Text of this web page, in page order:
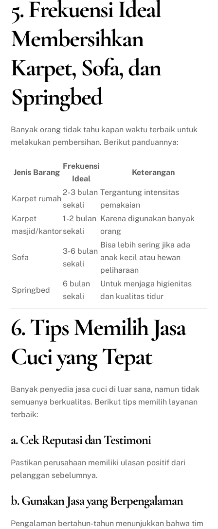
5. Frekuensi Ideal
Membersihkan
Karpet, Sofa, dan
Springbed
Banyak orang tidak tahu kapan waktu terbaik untuk
melakukan pembersihan. Berikut panduannya:
Jenis Barang
Frekuensi
Ideal
Keterangan
Karpet rumah
2-3 bulan
sekali
Tergantung intensitas
pemakaian
Karpet
masjid/kantor
1-2 bulan
sekali
Karena digunakan banyak
orang
Sofa
3-6 bulan
sekali
Bisa lebih sering jika ada
anak kecil atau hewan
peliharaan
Springbed
6 bulan
sekali
Untuk menjaga higienitas
dan kualitas tidur
6. Tips Memilih Jasa
Cuci yang Tepat
Banyak penyedia jasa cuci di luar sana, namun tidak
semuanya berkualitas. Berikut tips memilih layanan
terbaik:
a. Cek Reputasi dan Testimoni
Pastikan perusahaan memiliki ulasan positif dari
pelanggan sebelumnya.
b. Gunakan Jasa yang Berpengalaman
Pengalaman bertahun-tahun menunjukkan bahwa tim